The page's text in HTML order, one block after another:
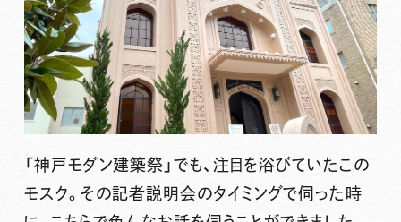
「神戸モダン建築祭」でも、注目を浴びていたこの
モスク。その記者説明会のタイミングで伺った時